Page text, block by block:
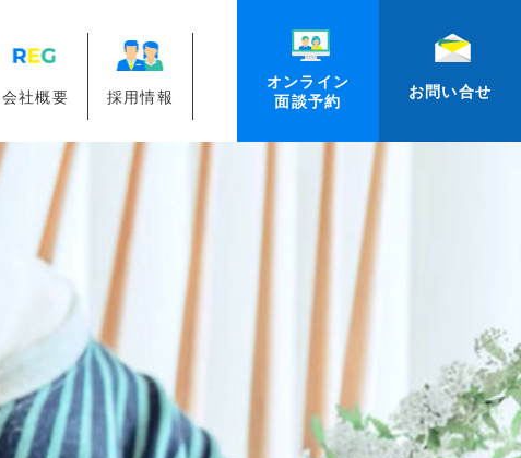
会社概要 採用情報
オンライン
面談予約
お問い合せ